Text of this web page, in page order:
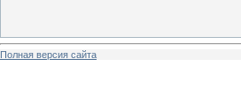
Полная версия сайта